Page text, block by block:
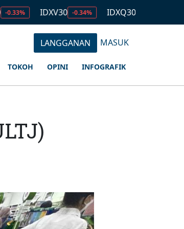
IDXV30 -0.34% IDXQ30 -0.53%
LANGGANAN MASUK
TOKOH OPINI INFOGRAFIK